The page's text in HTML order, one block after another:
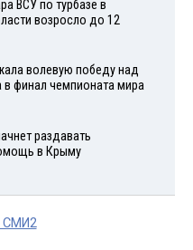
ВСУ по турбазе в
возросло до 12
волевую победу над
в финал чемпионата мира
раздавать
в Крыму
СМИ2